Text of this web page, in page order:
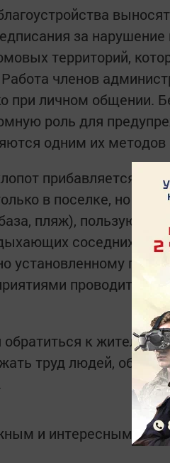
за нарушение
территорий,
членов
при личном общении.
роль для
одним их методов
прибавляется.
в поселке, но и в
пляж),
соседних
установленному
проводится
обратиться к жителям
труд людей,
и интересным в